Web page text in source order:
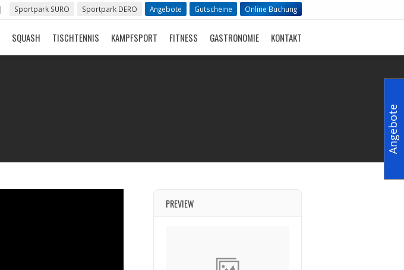
Sportpark SURO Sportpark DERO Angebote Gutscheine Online Buchung
SQUASH TISCHTENNIS KAMPFSPORT FITNESS GASTRONOMIE KONTAKT
PREVIEW
Angebote